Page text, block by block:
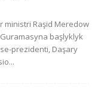
ministri Raşid Meredow
başlyklyk
prezidenti, Daşary